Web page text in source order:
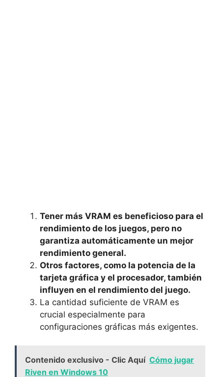
Tener más VRAM es beneficioso para el
rendimiento de los juegos, pero no
garantiza automáticamente un mejor
rendimiento general.
Otros factores, como la potencia de la
tarjeta gráfica y el procesador, también
influyen en el rendimiento del juego.
La cantidad suficiente de VRAM es
crucial especialmente para
configuraciones gráficas más exigentes.
Contenido exclusivo - Clic Aquí Cómo jugar
Riven en Windows 10